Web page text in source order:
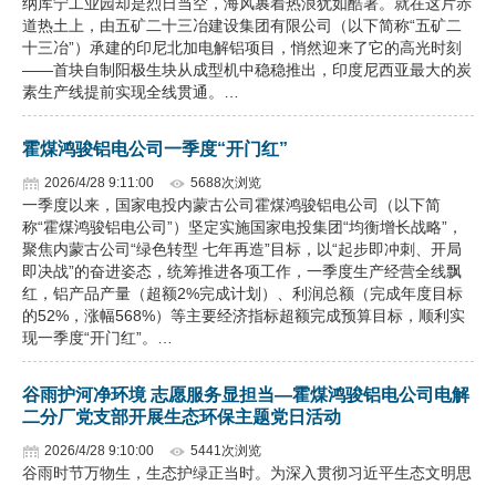
道热土上，由五矿二十三冶建设集团有限公司（以下简称“五矿二
十三冶”）承建的印尼北加电解铝项目，悄然迎来了它的高光时刻
——首块自制阳极生块从成型机中稳稳推出，印度尼西亚最大的炭
素生产线提前实现全线贯通。…
霍煤鸿骏铝电公司一季度“开门红”
2026/4/28 9:11:00 5688次浏览
一季度以来，国家电投内蒙古公司霍煤鸿骏铝电公司（以下简
称“霍煤鸿骏铝电公司”）坚定实施国家电投集团“均衡增长战略”，
聚焦内蒙古公司“绿色转型 七年再造”目标，以“起步即冲刺、开局
即决战”的奋进姿态，统筹推进各项工作，一季度生产经营全线飘
红，铝产品产量（超额2%完成计划）、利润总额（完成年度目标
的52%，涨幅568%）等主要经济指标超额完成预算目标，顺利实
现一季度“开门红”。…
谷雨护河净环境 志愿服务显担当—霍煤鸿骏铝电公司电解
二分厂党支部开展生态环保主题党日活动
2026/4/28 9:10:00 5441次浏览
谷雨时节万物生，生态护绿正当时。为深入贯彻习近平生态文明思